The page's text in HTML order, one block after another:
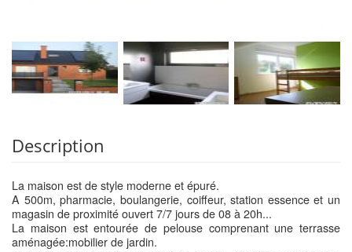
Description
La maison est de style moderne et épuré.
A 500m, pharmacie, boulangerie, coiffeur, station essence et un
magasin de proximité ouvert 7/7 jours de 08 à 20h...
La maison est entourée de pelouse comprenant une terrasse
aménagée:mobilier de jardin.